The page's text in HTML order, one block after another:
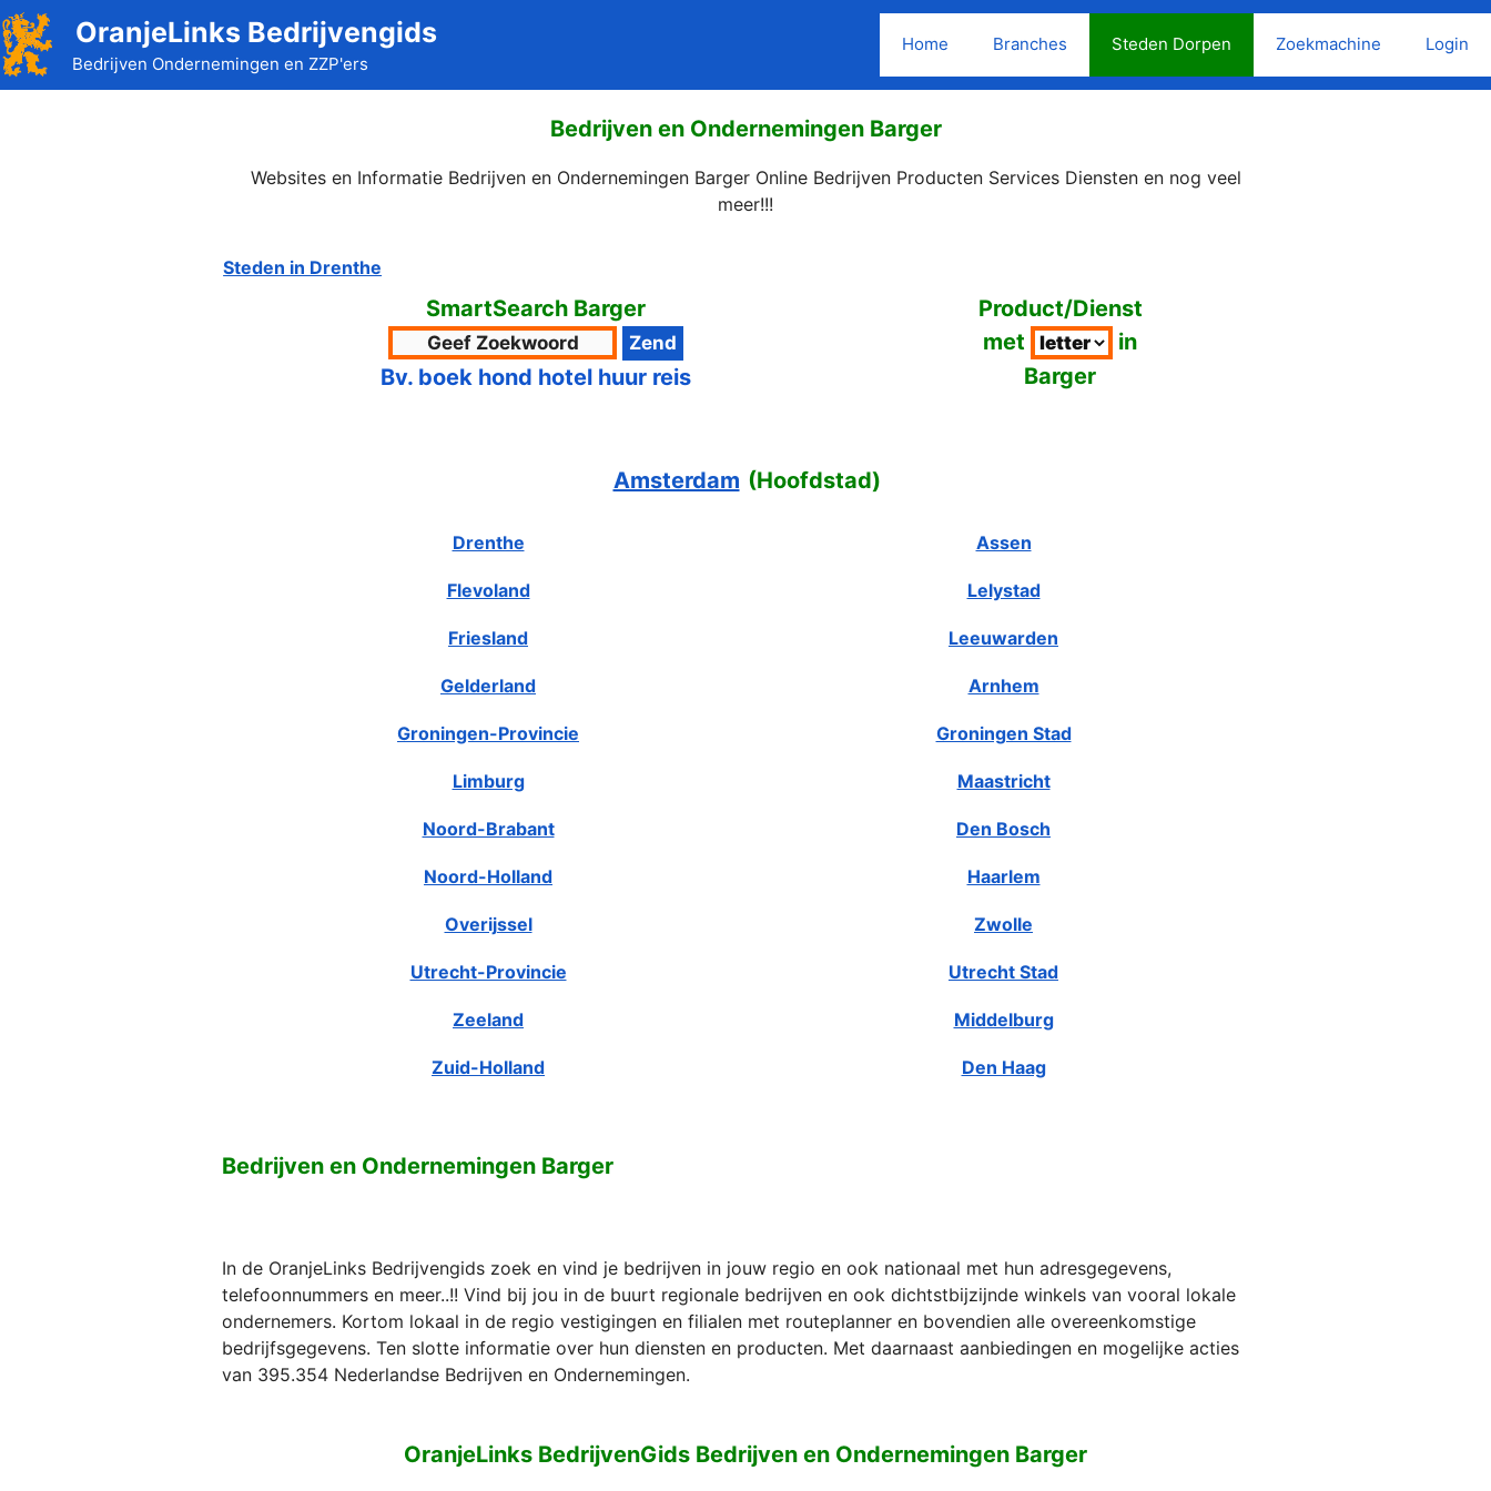
Ga
naar
de
inhoud
OranjeLinks Bedrijvengids
Bedrijven Ondernemingen en ZZP'ers
Home Branches Steden Dorpen Zoekmachine Login
Bedrijven en Ondernemingen Barger
Websites en Informatie Bedrijven en Ondernemingen Barger Online Bedrijven Producten Services Diensten en nog veel
meer!!!
Steden in Drenthe
SmartSearch Barger
Bv. boek hond hotel huur reis
Product/Dienst
met
in
Barger
Amsterdam (Hoofdstad)
Drenthe Assen
Flevoland Lelystad
Friesland Leeuwarden
Gelderland Arnhem
Groningen-Provincie Groningen Stad
Limburg Maastricht
Noord-Brabant Den Bosch
Noord-Holland Haarlem
Overijssel Zwolle
Utrecht-Provincie Utrecht Stad
Zeeland Middelburg
Zuid-Holland Den Haag
Bedrijven en Ondernemingen Barger
In de OranjeLinks Bedrijvengids zoek en vind je bedrijven in jouw regio en ook nationaal met hun adresgegevens,
telefoonnummers en meer..!! Vind bij jou in de buurt regionale bedrijven en ook dichtstbijzijnde winkels van vooral lokale
ondernemers. Kortom lokaal in de regio vestigingen en filialen met routeplanner en bovendien alle overeenkomstige
bedrijfsgegevens. Ten slotte informatie over hun diensten en producten. Met daarnaast aanbiedingen en mogelijke acties
van 395.354 Nederlandse Bedrijven en Ondernemingen.
OranjeLinks BedrijvenGids Bedrijven en Ondernemingen Barger